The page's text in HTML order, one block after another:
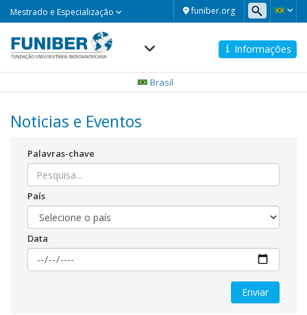
funiber.org
Mestrado e Especialização
Informações
Brasil
Noticias e Eventos
Palavras-chave
País
Data